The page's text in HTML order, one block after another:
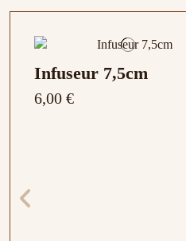
Infuseur 7,5cm
6,00 €